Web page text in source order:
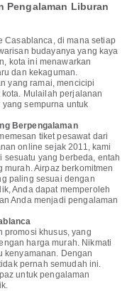
Pengalaman Liburan
Casablanca, di mana setiap
budayanya yang kaya
kota ini menawarkan
dan kekaguman.
yang ramai, mencicipi
Mulailah perjalanan
sempurna untuk
Berpengalaman
tiket pesawat dari
online sejak 2011, kami
yang berbeda, entah
Airpaz berkomitmen
paling sesuai dengan
Anda dapat memperoleh
Anda menjadi pengalaman
promosi khusus, yang
harga murah. Nikmati
kenyamanan. Dengan
pernah semudah ini.
untuk pengalaman